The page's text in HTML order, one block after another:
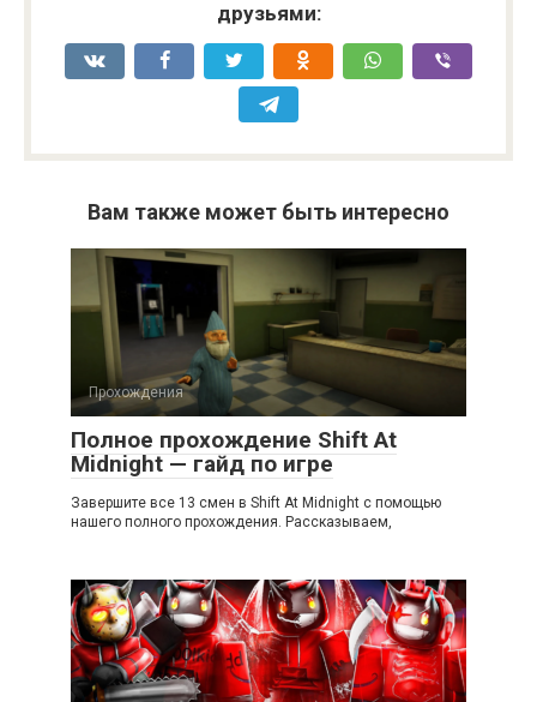
друзьями:
Вам также может быть интересно
Прохождения
Полное прохождение Shift At
Midnight — гайд по игре
Завершите все 13 смен в Shift At Midnight с помощью
нашего полного прохождения. Рассказываем,